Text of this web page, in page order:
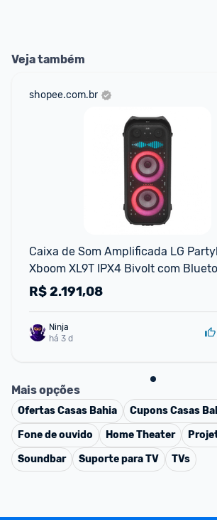
Veja também
shopee.com.br
Caixa de Som Amplificada LG
Xboom XL9T IPX4 Bivolt com
de transporte e Display
R$2.191,08
há 3 d
Mais opções
OfertasCasas Bahia CuponsCasas
Fone de ouvido
Home Theater
Soundbar
Suporte para TV TVs